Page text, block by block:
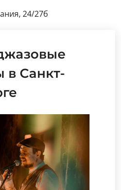
24/27б
в Санкт-